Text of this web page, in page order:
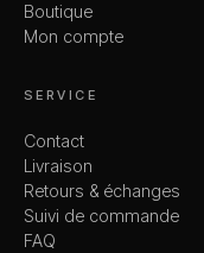
Boutique
Mon compte
SERVICE
Contact
Livraison
Retours & échanges
Suivi de commande
FAQ